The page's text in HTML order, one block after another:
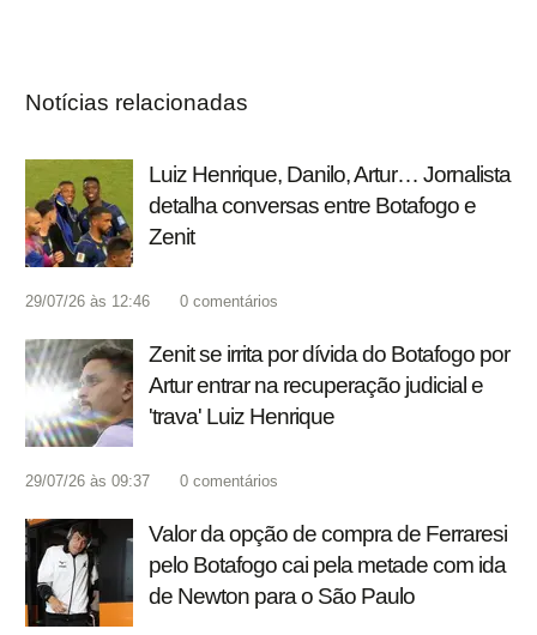
Notícias relacionadas
Luiz Henrique, Danilo, Artur… Jornalista
detalha conversas entre Botafogo e
Zenit
29/07/26 às 12:46 0 comentários
Zenit se irrita por dívida do Botafogo por
Artur entrar na recuperação judicial e
'trava' Luiz Henrique
29/07/26 às 09:37 0 comentários
Valor da opção de compra de Ferraresi
pelo Botafogo cai pela metade com ida
de Newton para o São Paulo